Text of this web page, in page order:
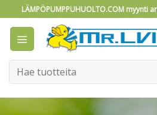
to
content
LÄMPÖPUMPPUHUOLTO.COM myynti
Etsi: